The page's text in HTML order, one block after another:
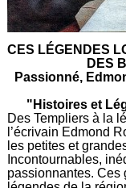
CES LÉGENDES
DES
Passionné,
"Histoires et
Des Templiers à la
l’écrivain Edmond
les petites et
Incontournables,
passionnantes. Ces